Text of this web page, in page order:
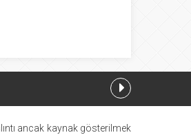
ancak kaynak gösterilmek